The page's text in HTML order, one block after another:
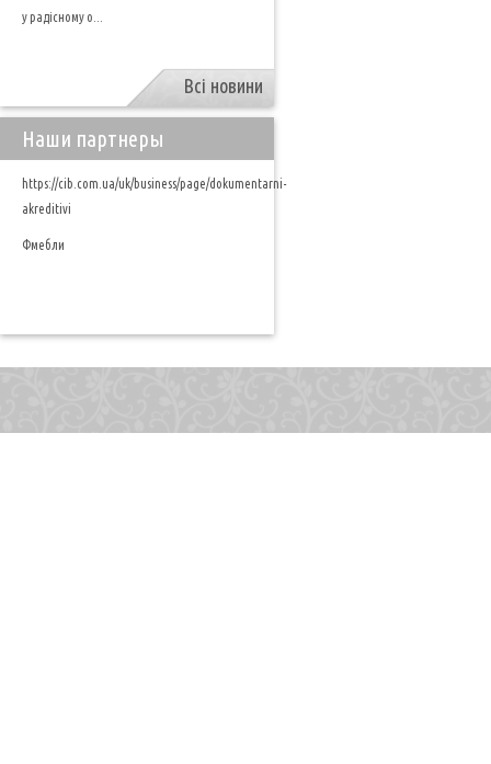
у радісному о...
Всі новини
Наши партнеры
https://cib.com.ua/uk/business/page/dokumentarni-
akreditivi
Фмебли